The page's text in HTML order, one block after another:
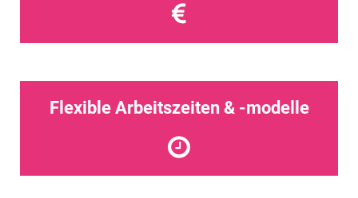
Flexible Arbeitszeiten & -modelle